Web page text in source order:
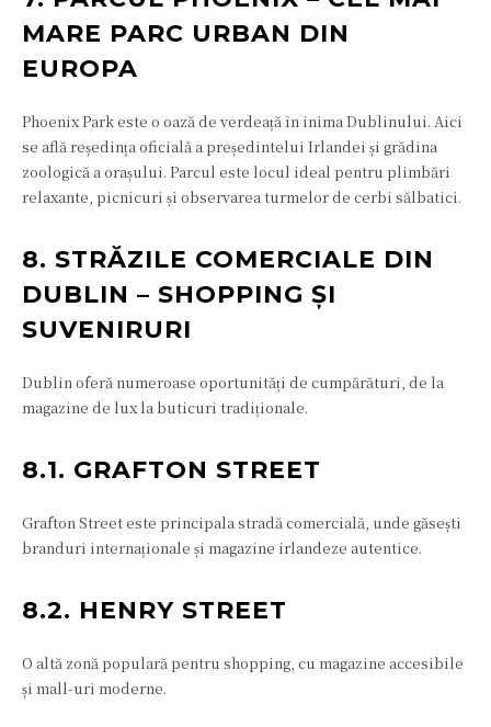
MARE PARC URBAN DIN
EUROPA
Phoenix Park este o oază de verdeață în inima Dublinului. Aici
se află reședința oficială a președintelui Irlandei și grădina
zoologică a orașului. Parcul este locul ideal pentru plimbări
relaxante, picnicuri și observarea turmelor de cerbi sălbatici.
8. STRĂZILE COMERCIALE DIN
DUBLIN – SHOPPING ȘI
SUVENIRURI
Dublin oferă numeroase oportunități de cumpărături, de la
magazine de lux la buticuri tradiționale.
8.1. GRAFTON STREET
Grafton Street este principala stradă comercială, unde găsești
branduri internaționale și magazine irlandeze autentice.
8.2. HENRY STREET
O altă zonă populară pentru shopping, cu magazine accesibile
și mall-uri moderne.